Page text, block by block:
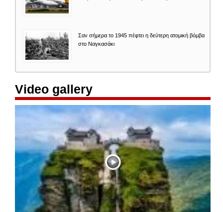
Σαν σήμερα το 1945 πέφτει η δεύτερη ατομική βόμβα
στο Ναγκασάκι
Video gallery